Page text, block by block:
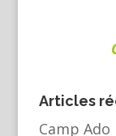
Articles
Camp Ado